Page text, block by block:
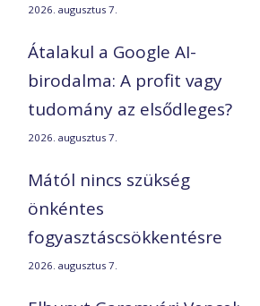
2026. augusztus 7.
Átalakul a Google AI-
birodalma: A profit vagy
tudomány az elsődleges?
2026. augusztus 7.
Mától nincs szükség
önkéntes
fogyasztáscsökkentésre
2026. augusztus 7.